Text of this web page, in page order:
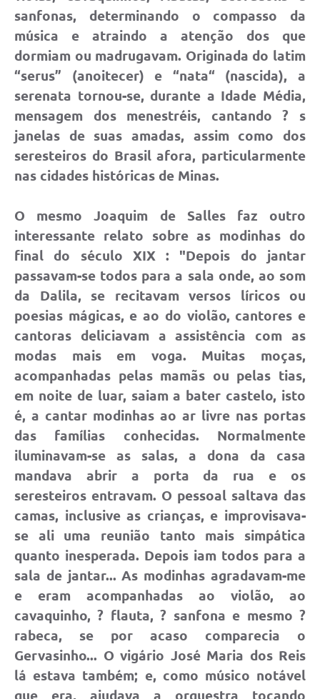
sanfonas, determinando o compasso da
música e atraindo a atenção dos que
dormiam ou madrugavam. Originada do latim
“serus” (anoitecer) e “nata“ (nascida), a
serenata tornou-se, durante a Idade Média,
mensagem dos menestréis, cantando ? s
janelas de suas amadas, assim como dos
seresteiros do Brasil afora, particularmente
nas cidades históricas de Minas.
O mesmo Joaquim de Salles faz outro
interessante relato sobre as modinhas do
final do século XIX : "Depois do jantar
passavam-se todos para a sala onde, ao som
da Dalila, se recitavam versos líricos ou
poesias mágicas, e ao do violão, cantores e
cantoras deliciavam a assistência com as
modas mais em voga. Muitas moças,
acompanhadas pelas mamãs ou pelas tias,
em noite de luar, saiam a bater castelo, isto
é, a cantar modinhas ao ar livre nas portas
das famílias conhecidas. Normalmente
iluminavam-se as salas, a dona da casa
mandava abrir a porta da rua e os
seresteiros entravam. O pessoal saltava das
camas, inclusive as crianças, e improvisava-
se ali uma reunião tanto mais simpática
quanto inesperada. Depois iam todos para a
sala de jantar... As modinhas agradavam-me
e eram acompanhadas ao violão, ao
cavaquinho, ? flauta, ? sanfona e mesmo ?
rabeca, se por acaso comparecia o
Gervasinho... O vigário José Maria dos Reis
lá estava também; e, como músico notável
que era, ajudava a orquestra tocando